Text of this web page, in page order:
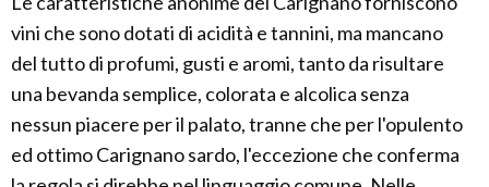
vini che sono dotati di acidità e tannini, ma mancano
del tutto di profumi, gusti e aromi, tanto da risultare
una bevanda semplice, colorata e alcolica senza
nessun piacere per il palato, tranne che per l'opulento
ed ottimo Carignano sardo, l'eccezione che conferma